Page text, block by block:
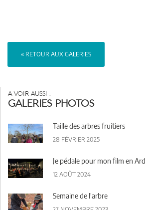
« RETOUR AUX GALERIES
A VOIR AUSSI :
GALERIES PHOTOS
Taille des arbres fruitiers
28 FÉVRIER 2025
Je pédale pour mon film en
12 AOÛT 2024
Semaine de l'arbre